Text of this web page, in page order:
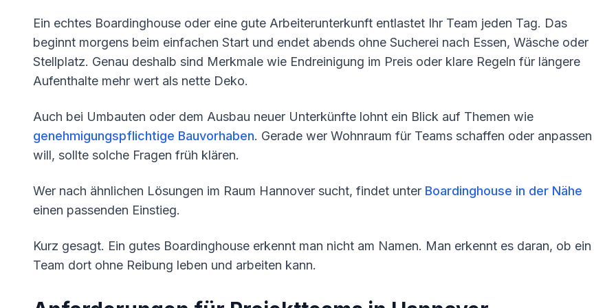
Ein echtes Boardinghouse oder eine gute Arbeiterunterkunft entlastet Ihr Team jeden Tag. Das
beginnt morgens beim einfachen Start und endet abends ohne Sucherei nach Essen, Wäsche oder
Stellplatz. Genau deshalb sind Merkmale wie Endreinigung im Preis oder klare Regeln für längere
Aufenthalte mehr wert als nette Deko.
Auch bei Umbauten oder dem Ausbau neuer Unterkünfte lohnt ein Blick auf Themen wie
genehmigungspflichtige Bauvorhaben. Gerade wer Wohnraum für Teams schaffen oder anpassen
will, sollte solche Fragen früh klären.
Wer nach ähnlichen Lösungen im Raum Hannover sucht, findet unter Boardinghouse in der Nähe
einen passenden Einstieg.
Kurz gesagt. Ein gutes Boardinghouse erkennt man nicht am Namen. Man erkennt es daran, ob ein
Team dort ohne Reibung leben und arbeiten kann.